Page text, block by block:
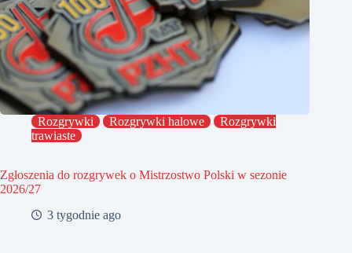
Rozgrywki Rozgrywki halowe
Rozgrywki
trawiaste
Zgłoszenia do rozgrywek o Mistrzostwo Polski w sezonie
2026/27
3 tygodnie ago